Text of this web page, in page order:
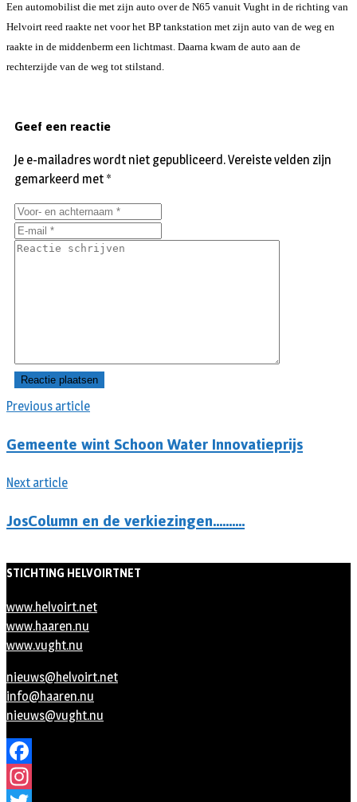
Een automobilist die met zijn auto over de N65 vanuit Vught in de richting van
Helvoirt reed raakte net voor het BP tankstation met zijn auto van de weg en
raakte in de middenberm een lichtmast. Daarna kwam de auto aan de
rechterzijde van de weg tot stilstand.
Previous article
Gemeente wint Schoon Water Innovatieprijs
Next article
JosColumn en de verkiezingen……….
Geef een reactie
Je e-mailadres wordt niet gepubliceerd.Vereiste velden zijn
gemarkeerd met *
STICHTING HELVOIRTNET
www.helvoirt.net
www.haaren.nu
www.vught.nu
nieuws@helvoirt.net
info@haaren.nu
nieuws@vught.nu
Facebook